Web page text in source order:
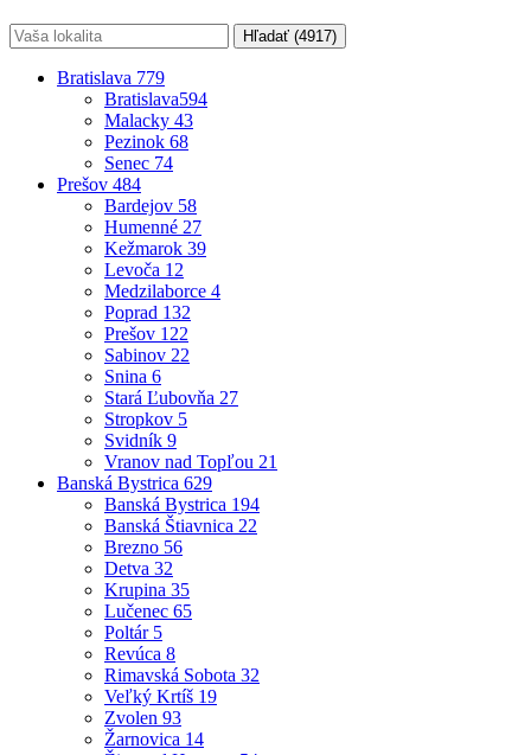
Hľadať (4917)
Bratislava 779
Bratislava594
Malacky 43
Pezinok 68
Senec 74
Prešov 484
Bardejov 58
Humenné 27
Kežmarok 39
Levoča 12
Medzilaborce 4
Poprad 132
Prešov 122
Sabinov 22
Snina 6
Stará Ľubovňa 27
Stropkov 5
Svidník 9
Vranov nad Topľou 21
Banská Bystrica 629
Banská Bystrica 194
Banská Štiavnica 22
Brezno 56
Detva 32
Krupina 35
Lučenec 65
Poltár 5
Revúca 8
Rimavská Sobota 32
Veľký Krtíš 19
Zvolen 93
Žarnovica 14